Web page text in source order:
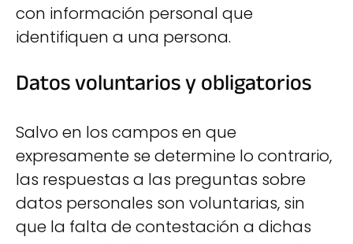
con información personal que
identifiquen a una persona.
Datos voluntarios y obligatorios
Salvo en los campos en que
expresamente se determine lo contrario,
las respuestas a las preguntas sobre
datos personales son voluntarias, sin
que la falta de contestación a dichas